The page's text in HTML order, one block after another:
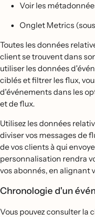
Voir les
Onglet Metrics
Toutes les données
client se trouvent dans
utiliser les données
ciblés et filtrer les flux,
d'événements dans les
et de flux.
Utilisez les données
diviser vos messages de
de vos clients à qui
personnalisation rendra
vos abonnés, en alignant
Chronologie d'un
Vous pouvez consulter la